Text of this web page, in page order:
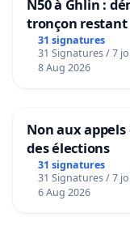
N50 à Ghlin :
tronçon restant
31 signatures
31 Signatures / 7
8 Aug 2026
Non aux
des élections
31 signatures
31 Signatures / 7
6 Aug 2026